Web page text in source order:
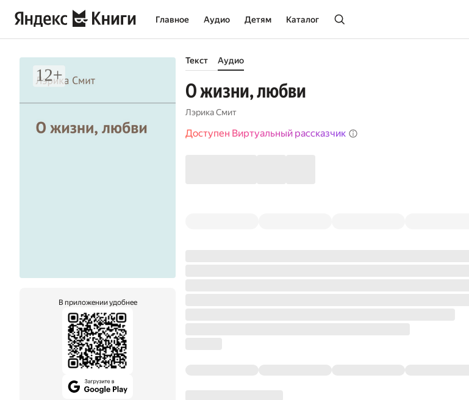
Главное Аудио Детям Каталог
В приложении удобнее
Текст Аудио
О жизни, любви
Лэрика Смит
Доступен Виртуальный рассказчик